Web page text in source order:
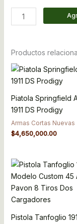
Productos
Piatola Springfield
1911 DS Prodigy
Armas Cortas Nuevas
$4,650,000.00
Pistola Tanfoglio